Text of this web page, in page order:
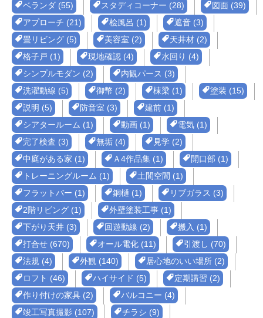
ベランダ (55)
スタディコーナー (28)
図面 (39)
アプローチ (21)
桧風呂 (1)
遮音 (3)
畳リビング (5)
美容室 (2)
天井材 (2)
格子戸 (1)
現地確認 (4)
水回り (4)
シンプルモダン (2)
内観パース (3)
洗濯動線 (5)
御幣 (2) 棟梁 (1)
塗装 (15)
説明 (5)
防音室 (3)
建前 (1)
シアタールーム (1)
動画 (1)
電気 (1)
完了検査 (3)
無垢 (4)
見学 (2)
中庭がある家 (1)
Ａ4作品集 (1)
開口部 (1)
トレーニングルーム (1)
土間空間 (1)
フラットバー (1)
銅樋 (1)
リブガラス (3)
2階リビング (1)
外壁塗装工事 (1)
下がり天井 (3)
回遊動線 (2)
搬入 (1)
打合せ (670)
オール電化 (11)
引渡し (70)
法規 (4)
外観 (140)
居心地のいい場所 (2)
ロフト (46)
ハイサイド (5)
定期講習 (2)
作り付けの家具 (2)
バルコニー (4)
竣工写真撮影 (107)
チラシ (9)